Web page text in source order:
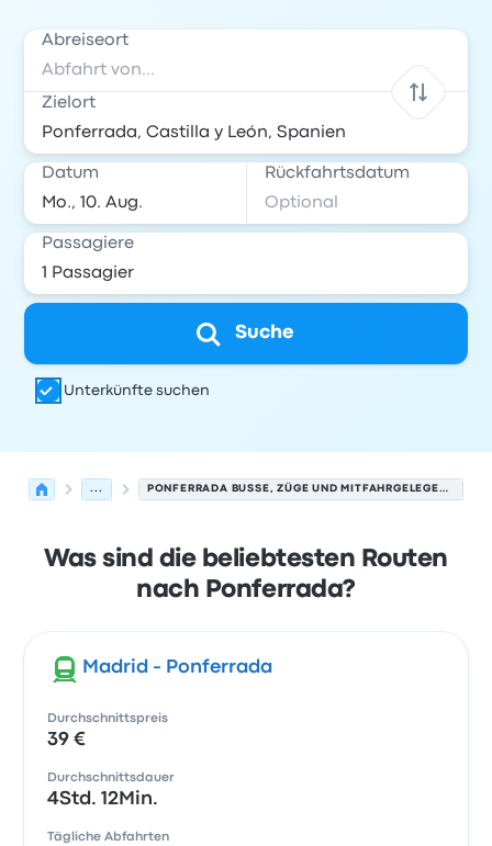
Abreiseort
Zielort
Datum Rückfahrtsdatum
Passagiere
Suche
Unterkünfte suchen
... PONFERRADA BUSSE, ZÜGE UND MITFAHRGELEGENHEITEN.
Was sind die beliebtesten Routen
nach Ponferrada?
Madrid - Ponferrada
Durchschnittspreis
39 €
Durchschnittsdauer
4Std. 12Min.
Tägliche Abfahrten